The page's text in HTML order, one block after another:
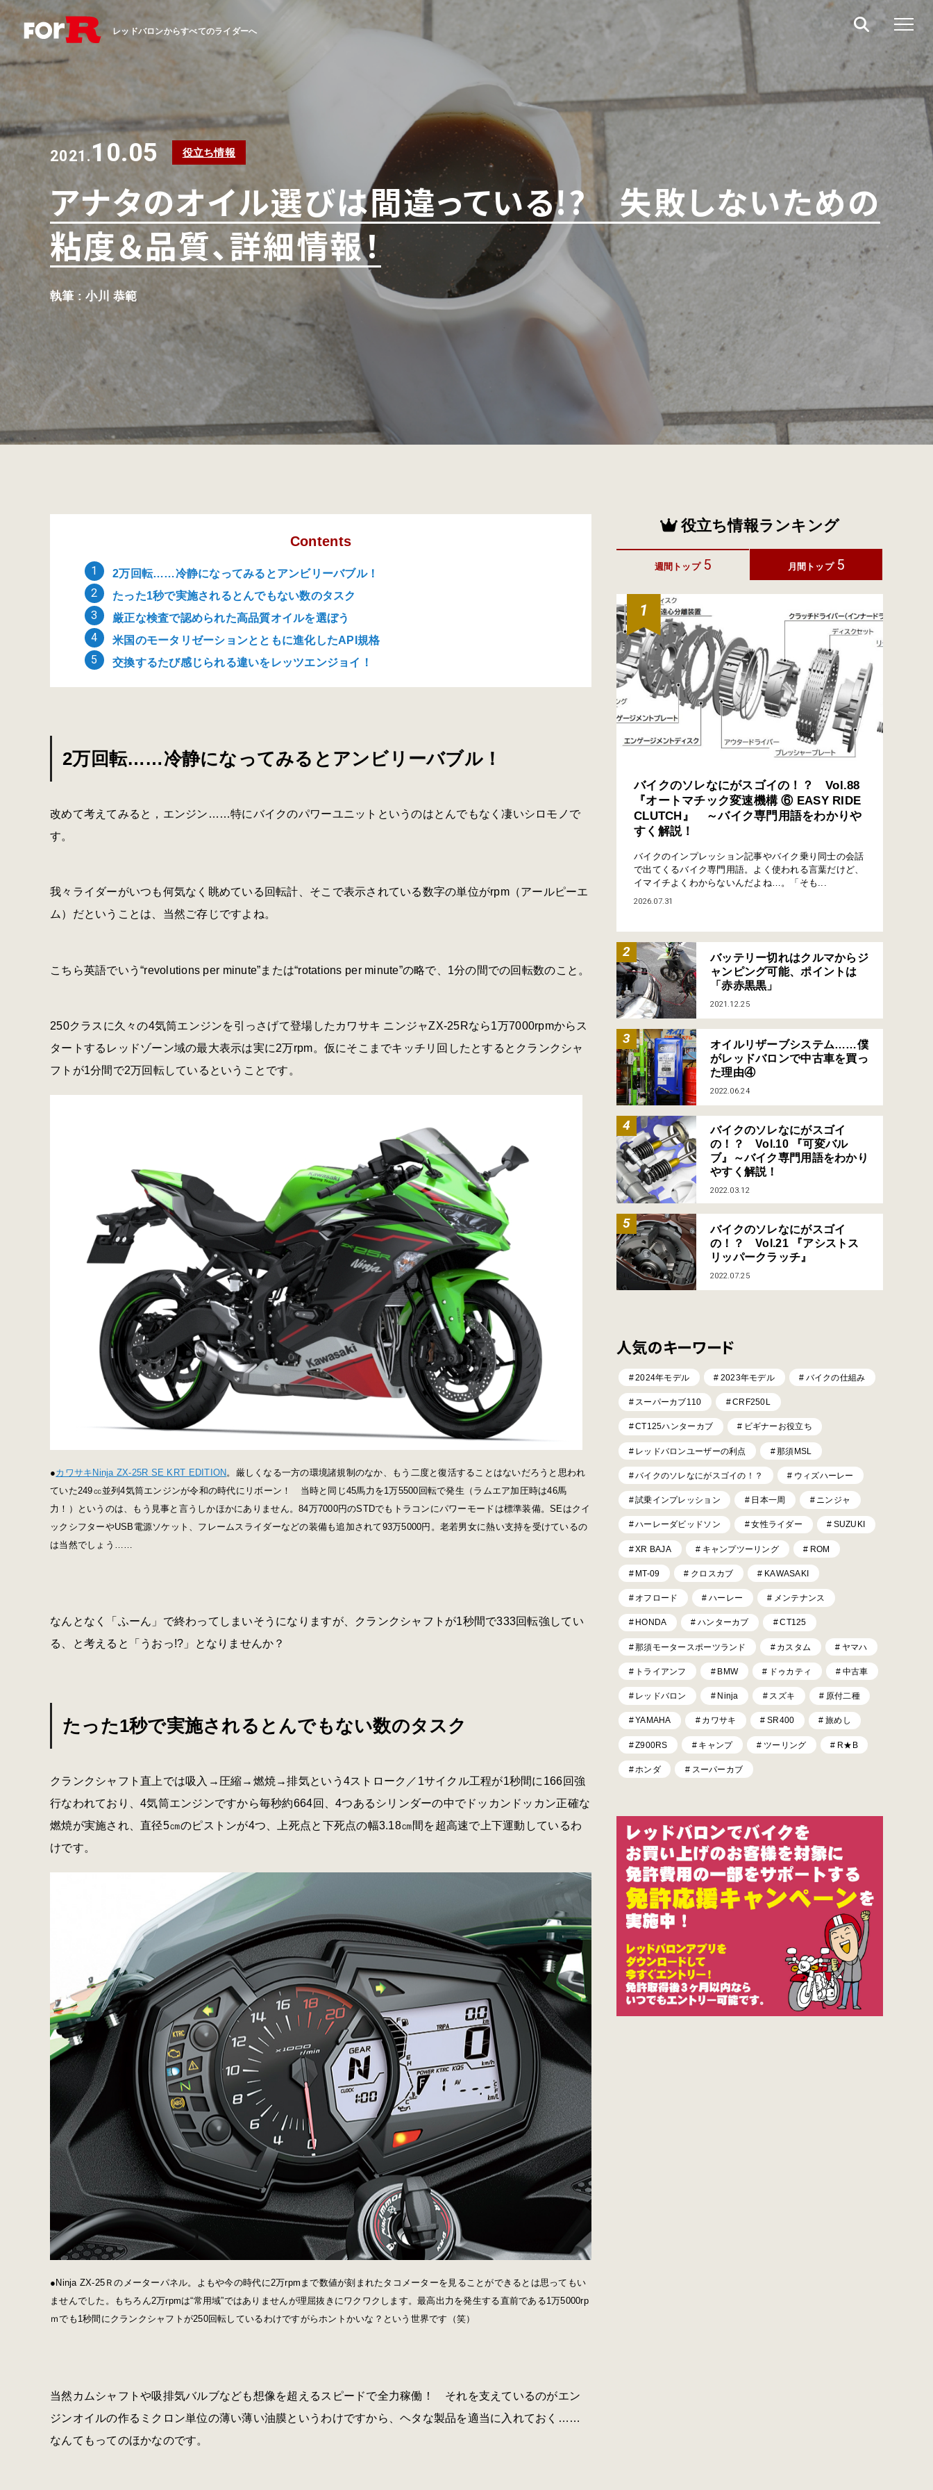
レッドバロンからすべてのライダーへ
2021.10.05 役立ち情報
アナタのオイル選びは間違っている!? 失敗しないための
粘度＆品質、詳細情報！
執筆 : 小川 恭範
Contents
2万回転……冷静になってみるとアンビリーバブル！
たった1秒で実施されるとんでもない数のタスク
厳正な検査で認められた高品質オイルを選ぼう
米国のモータリゼーションとともに進化したAPI規格
交換するたび感じられる違いをレッツエンジョイ！
2万回転……冷静になってみるとアンビリーバブル！
改めて考えてみると，エンジン……特にバイクのパワーユニットというのはとんでもなく凄いシロモノで
す。
我々ライダーがいつも何気なく眺めている回転計、そこで表示されている数字の単位がrpm（アールピーエ
ム）だということは、当然ご存じですよね。
こちら英語でいう“revolutions per minute”または“rotations per minute”の略で、 1分の間での回転数のこと。
250クラスに久々の4気筒エンジンを引っさげて登場したカワサキ ニンジャZX-25Rなら1万7000rpmからス
タートするレッドゾーン域の最大表示は実に2万rpm。仮にそこまでキッチリ回したとするとクランクシャ
フトが1分間で2万回転しているということです。
●カワサキNinja ZX-25R SE KRT EDITION。厳しくなる一方の環境諸規制のなか、もう二度と復活することはないだろうと思われ
ていた249㏄並列4気筒エンジンが令和の時代にリボーン！ 当時と同じ45馬力を1万5500回転で発生（ラムエア加圧時は46馬
力！）というのは、もう見事と言うしかほかにありません。84万7000円のSTDでもトラコンにパワーモードは標準装備。SEはクイ
ックシフターやUSB電源ソケット、フレームスライダーなどの装備も追加されて93万5000円。老若男女に熱い支持を受けているの
は当然でしょう……
なんとなく「ふーん」で終わってしまいそうになりますが、クランクシャフトが1秒間で333回転強してい
る、と考えると「うおっ!? 」となりませんか？
たった1秒で実施されるとんでもない数のタスク
クランクシャフト直上では吸入→圧縮→燃焼→排気という 4ストローク／ 1サイクル工程が1秒間に 166回強
行なわれており、4気筒エンジンですから毎秒約664回、4つあるシリンダーの中でドッカンドッカン正確な
燃焼が実施され、直径5㎝のピストンが4つ、上死点と下死点の幅3.18㎝間を超高速で上下運動しているわ
けです。
●Ninja ZX-25Ｒのメーターパネル。よもや今の時代に2万rpmまで数値が刻まれたタコメーターを見ることができるとは思ってもい
ませんでした。もちろん2万rpmは“常用域”ではありませんが理屈抜きにワクワクします。最高出力を発生する直前である1万5000rp
ｍでも1秒間にクランクシャフトが250回転しているわけですがらホントかいな？という世界です（笑）
当然カムシャフトや吸排気バルブなども想像を超えるスピードで全力稼働！ それを支えているのがエン
ジンオイルの作るミクロン単位の薄い薄い油膜というわけですから、ヘタな製品を適当に入れておく……
なんてもってのほかなのです。
役立ち情報ランキング
週間トップ 5 月間トップ 5
バイクのソレなにがスゴイの！？ Vol.88
『オートマチック変速機構 ⑥ EASY RIDE
CLUTCH』 ～バイク専門用語をわかりや
すく解説！
バイクのインプレッション記事やバイク乗り同士の会話
で出てくるバイク専門用語。よく使われる言葉だけど、
イマイチよくわからないんだよね…。「そも...
2026.07.31
バッテリー切れはクルマからジ
ャンピング可能、ポイントは
「赤赤黒黒」
2021.12.25
オイルリザーブシステム……僕
がレッドバロンで中古車を買っ
た理由④
2022.06.24
バイクのソレなにがスゴイ
の！？ Vol.10 『可変バル
ブ』～バイク専門用語をわかり
やすく解説！
2022.03.12
バイクのソレなにがスゴイ
の！？ Vol.21 『アシストス
リッパークラッチ』
2022.07.25
人気のキーワード
2024年モデル 2023年モデル バイクの仕組み
スーパーカブ110 CRF250L
CT125ハンターカブ ビギナーお役立ち
レッドバロンユーザーの利点 那須MSL
バイクのソレなにがスゴイの！？ ウィズハーレー
試乗インプレッション 日本一周 ニンジャ
ハーレーダビッドソン 女性ライダー SUZUKI
XR BAJA キャンプツーリング ROM
MT-09 クロスカブ KAWASAKI
オフロード ハーレー メンテナンス
HONDA ハンターカブ CT125
那須モータースポーツランド カスタム ヤマハ
トライアンフ BMW ドゥカティ 中古車
レッドバロン Ninja スズキ 原付二種
YAMAHA カワサキ SR400 旅めし
Z900RS キャンプ ツーリング R★B
ホンダ スーパーカブ